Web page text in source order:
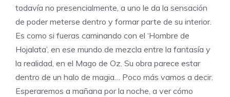
todavía no presencialmente, a uno le da la sensación
de poder meterse dentro y formar parte de su interior.
Es como si fueras caminando con el ‘Hombre de
Hojalata’, en ese mundo de mezcla entre la fantasía y
la realidad, en el Mago de Oz. Su obra parece estar
dentro de un halo de magia… Poco más vamos a decir.
Esperaremos a mañana por la noche, a ver cómo